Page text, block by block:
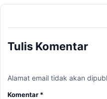
Tulis Komentar
Alamat email tidak akan
Komentar *